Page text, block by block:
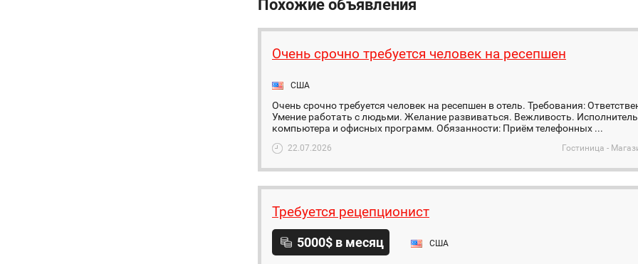
Похожие объявления
Очень срочно требуется человек на ресепшен
США
Очень срочно требуется человек на ресепшен в отель. Требования:
Умение работать с людьми. Желание развиваться. Вежливость.
компьютера и офисных программ. Обязанности: Приём телефонных ...
22.07.2026 Гостиница -
Требуется рецепционист
5000$ в месяц США